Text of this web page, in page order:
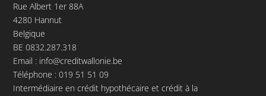
Rue Albert 1er 88A
4280 Hannut
Belgique
BE 0832.287.318
Email : info@creditwallonie.be
Téléphone :019 51 51 09
Intermédiaire en crédit hypothécaire et crédit à la